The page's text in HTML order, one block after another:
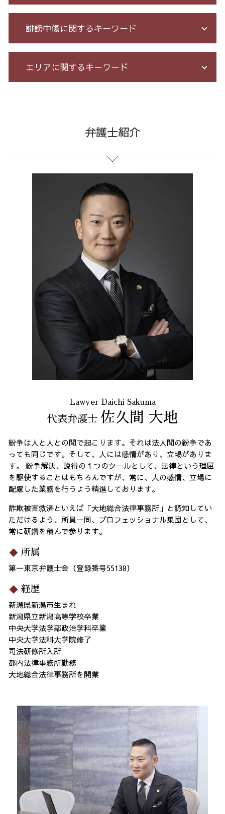
架空請求 とは
出会い系被害 返金
投資 詐欺 セミナー
少額 詐欺 泣き寝入り
詐欺 被害届 返金
先物 取引 詐欺
クレジット カード 詐欺 被害
先物取引 詐欺
高齢者 詐欺 被害
債務整理 相談 流れ
過払い金 遅延損害金
消費者金融 返済 過払い金
債務整理 任意整理 期間
債務整理 和解 成立
個人再生 手続き 流れ
特定調停 とは
借金 自己破産 解決
個人再生 再生計画
借金 無料相談 電話
長 時間 労働 問題
企業法務 とは
労務 トラブル
契約 書 リーガル チェック
残業 未払い 請求
セクハラ 相談 解決
不当解雇 とは
セクハラ パワハラ
残業代 未払い
未払い 賃金
有給 取得 トラブル
予防法務 とは
誹謗中傷に関するキーワード
誹謗中傷 削除
誹謗中傷 SNS
誹謗中傷 どこから
誹謗中傷 特定
誹謗中傷 被害
爆サイ 誹謗中傷
発信者情報 開示請求
誹謗中傷 逮捕
エリアに関するキーワード
債務整理 全国 弁護士
振り込め詐欺 23区 相談
リーガルチェック 東京都 弁護士
契約書作成 23区 弁護士
通販 詐欺 東京都 相談
過払い金請求 港区 相談
マルチ商法 東京都 弁護士
契約書作成 全国 相談
労働問題 港区 弁護士
個人再生 港区 相談
破産 問題 全国 弁護士
破産 問題 港区 弁護士
任意整理 東京都 相談
不当請求 東京都 相談
誹謗中傷 港区
債務整理 23区 相談
弁護士紹介
Lawyer Daichi Sakuma
代表弁護士 佐久間 大地
紛争は人と人との間で起こります。それは法人間の紛争であ
っても同じです。そして、人には感情があり、立場がありま
す。 紛争解決、説得の１つのツールとして、法律という理屈
を駆使することはもちろんですが、常に、人の感情、立場に
配慮した業務を行うよう精進しております。
詐欺被害救済といえば「大地総合法律事務所」と認知してい
ただけるよう、所員一同、プロフェッショナル集団として、
常に研鑽を積んで参ります。
所属
第一東京弁護士会（登録番号55138）
経歴
新潟県新潟市生まれ
新潟県立新潟高等学校卒業
中央大学法学部政治学科卒業
中央大学法科大学院修了
司法研修所入所
都内法律事務所勤務
大地総合法律事務所を開業